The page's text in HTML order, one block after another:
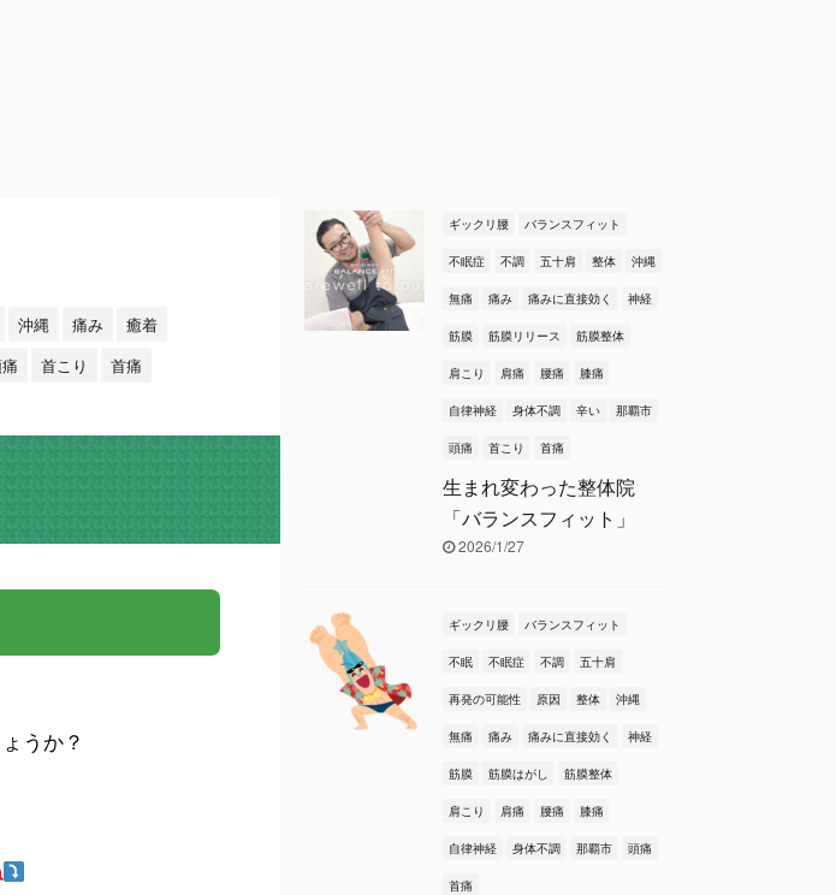
沖縄 痛み
癒着
首こり
首痛
うか？
ギックリ腰 バランスフィット
不眠症 不調 五十肩 整体 沖縄
無痛 痛み 痛みに直接効く 神経
筋膜 筋膜リリース 筋膜整体
肩こり 肩痛 腰痛 膝痛
自律神経 身体不調 辛い 那覇市
頭痛 首こり 首痛
生まれ変わった整体院
「バランスフィット」
2026/1/27
ギックリ腰 バランスフィット
不眠 不眠症 不調 五十肩
再発の可能性 原因 整体 沖縄
無痛 痛み 痛みに直接効く 神経
筋膜 筋膜はがし 筋膜整体
肩こり 肩痛 腰痛 膝痛
自律神経 身体不調 那覇市 頭痛
首痛